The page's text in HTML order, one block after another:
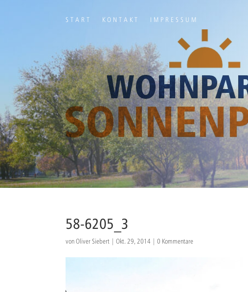
Ihr Titel
Your content goes here. Edit or remove this text inline or in the module
module Advanced settings.
START KONTAKT IMPRESSUM
58-6205_3
vonOliver Siebert |Okt. 29, 2014 |0 Kommentare